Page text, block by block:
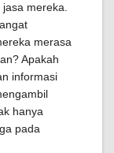
mereka.
merasa
Apakah
informasi
hanya
pada